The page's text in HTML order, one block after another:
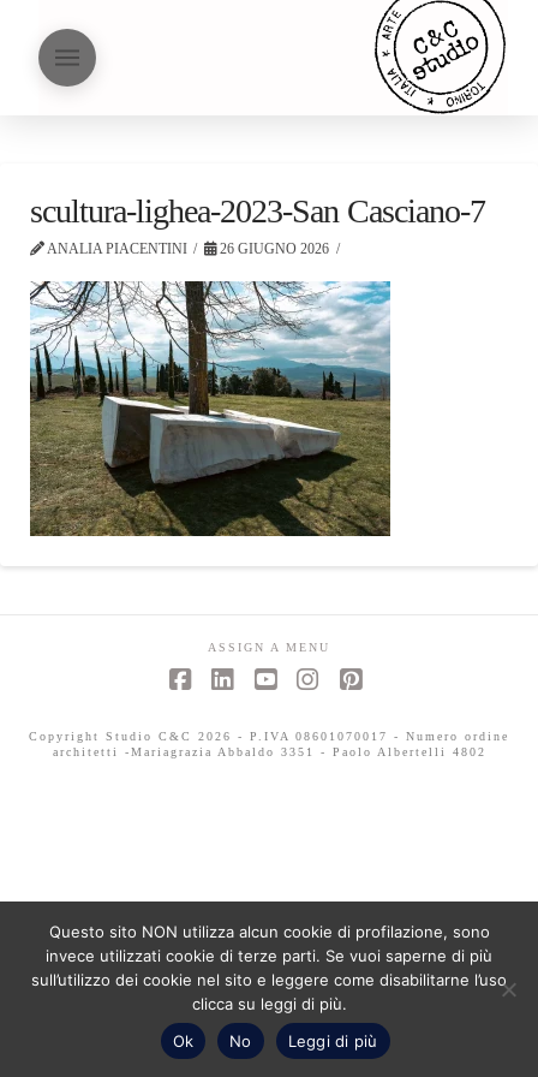
scultura-lighea-2023-San Casciano-7
ANALIA PIACENTINI 26 GIUGNO 2026
ASSIGN A MENU
Copyright Studio C&C 2026 - P.IVA 08601070017 - Numero ordine
architetti -Mariagrazia Abbaldo 3351 - Paolo Albertelli 4802
Questo sito NON utilizza alcun cookie di profilazione, sono
invece utilizzati cookie di terze parti. Se vuoi saperne di più
sull’utilizzo dei cookie nel sito e leggere come disabilitarne l’uso
clicca su leggi di più.
Ok
No Leggi di più